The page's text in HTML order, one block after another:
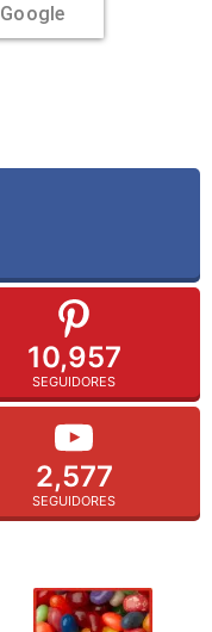
Google
10,957
SEGUIDORES
2,577
SEGUIDORES